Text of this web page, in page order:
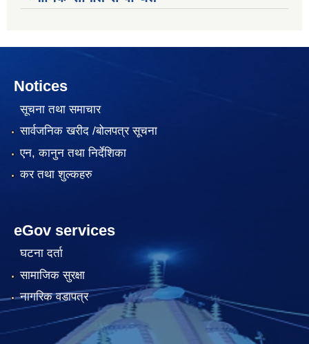
Notices
सूचना तथा समाचार
सार्वजनिक खरीद /बोलपत्र सूचना
एन, कानुन तथा निर्देशिका
कर तथा शुल्कहरु
eGov services
घटना दर्ता
सामाजिक सुरक्षा
नागरिक वडापत्र